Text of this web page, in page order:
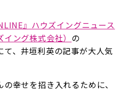
』ハウズイングニュース
ング株式会社） の
て、井垣利英の記事が大人気
幸せを招き入れるために、